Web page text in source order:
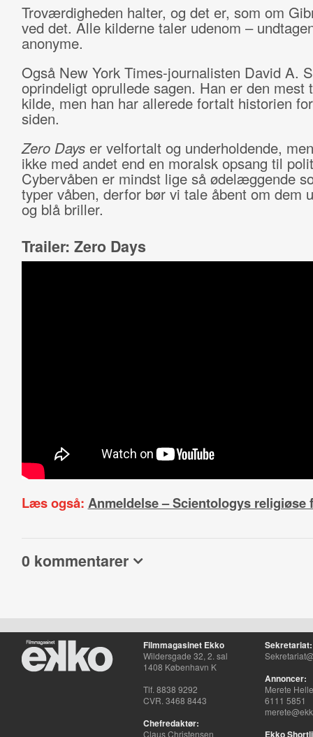
Troværdigheden halter, og det er, som om
ved det. Alle kilderne taler udenom –
anonyme.
Også New York Times-journalisten David A.
oprindeligt oprullede sagen. Han er den
kilde, men han har allerede fortalt historien
siden.
Zero Days er velfortalt og underholdende,
ikke med andet end en moralsk opsang til
Cybervåben er mindst lige så ødelæggende
typer våben, derfor bør vi tale åbent om dem
og blå briller.
Trailer: Zero Days
Læs også: Anmeldelse – Scientologys
0 kommentarer
Filmmagasinet Ekko
Wildersgade 32, 2. sal
1408 København K
Tlf. 8838 9292
CVR. 3468 8443
Chefredaktør:
Claus Christensen
Sekretariat:
Annoncer:
Merete
6111 5851
Ekko